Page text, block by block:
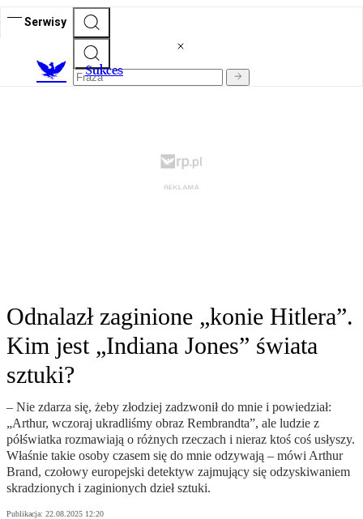
Serwisy
Sukces
Odnalazł zaginione „konie Hitlera”.
Kim jest „Indiana Jones” świata
sztuki?
– Nie zdarza się, żeby złodziej zadzwonił do mnie i powiedział:
„Arthur, wczoraj ukradliśmy obraz Rembrandta”, ale ludzie z
półświatka rozmawiają o różnych rzeczach i nieraz ktoś coś usłyszy.
Właśnie takie osoby czasem się do mnie odzywają – mówi Arthur
Brand, czołowy europejski detektyw zajmujący się odzyskiwaniem
skradzionych i zaginionych dzieł sztuki.
Publikacja: 22.08.2025 12:20